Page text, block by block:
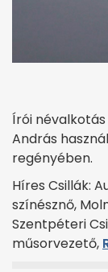
Írói névalkotás
András
regényében.
Híres Csillák:
színésznő,
Szentpéteri
műsorvezető,